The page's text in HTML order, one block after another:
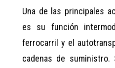
Una de las principales
es su función
ferrocarril y el
cadenas de suministro.